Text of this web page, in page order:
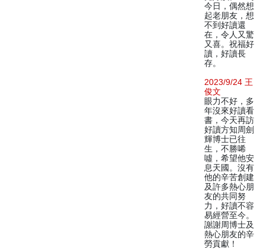
今日，偶然想
起老朋友，想
不到好讀還
在，令人又驚
又喜。祝福好
讀，好讀長
存。
2023/9/24 王
俊文
眼力不好，多
年沒來好讀看
書，今天再訪
好讀方知周劍
輝博士已往
生，不勝唏
噓，希望他安
息天國。沒有
他的辛苦創建
及許多熱心朋
友的共同努
力，好讀不容
易經營至今。
謝謝周博士及
熱心朋友的辛
勞貢獻！